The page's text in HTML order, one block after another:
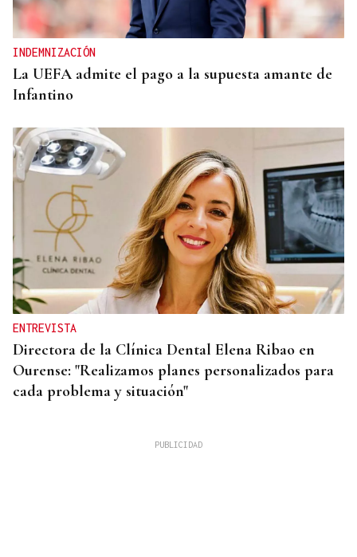
INDEMNIZACIÓN
La UEFA admite el pago a la supuesta amante de
Infantino
ENTREVISTA
Directora de la Clínica Dental Elena Ribao en
Ourense: "Realizamos planes personalizados para
cada problema y situación"